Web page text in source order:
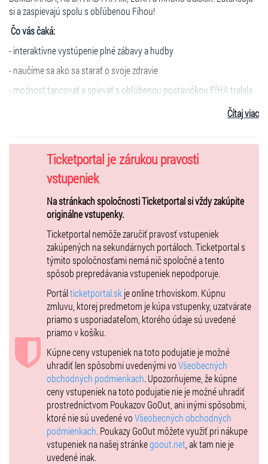
si a zaspievajú spolu s obľúbenou Fíhou!
Čo vás čaká:
- interaktívne vystúpenie plné zábavy a hudby
- naučíme sa ako sa starať o svoje zdravie
- možnosť tancovať a spievať s obľúbenou postavičkou FÍHA tralala
Najrýchlejší top fanúšikovia si môžu dokúpiť ku klasickej
VIP lístok nawww.fihatralala.sk , ktorý im poskytne
jedinečnú príležitosť zatancovať si priamo s Fíhou na javisku počas
predstavenia! Nezmeškajte túto exkluzívnu šancu! VIP lístky sú
vhodné pre deti od 3 rokov.
Nezabudnite, že miesta sú obmedzené, tak neváhajte a zabezpečte si
svoje vstupenky a lístky už dnes!
Hrá: Martina Fíha Jelenová
Dĺžka predstavenia: cca 50 minút
Odporúčame pre deti od 2 rokov, ale vítaní sú všetci, ktorí sú zrelí na
návštevu kultúrneho podujatia s hlučnejšou hudbou.
Každá osoba aj malá osôbka musí mať platnú vstupenku.
VIP lístok je platný len so zakúpenou vstupenkou.
Tešíme sa na vás a na skvelú zábavu!
Čítaj viac
Ticketportal je zárukou pravosti
vstupeniek
Na stránkach spoločnosti Ticketportal si vždy zakúpite
originálne vstupenky.
Ticketportal nemôže zaručiť pravosť vstupeniek
zakúpených na sekundárnych portáloch. Ticketportal s
týmito spoločnosťami nemá nič spoločné a tento
spôsob prepredávania vstupeniek nepodporuje.
Portálticketportal.sk je online trhoviskom. Kúpnu
zmluvu, ktorej predmetom je kúpa vstupenky, uzatvárate
priamo s usporiadateľom, ktorého údaje sú uvedené
priamo v košíku.
Kúpne ceny vstupeniek na toto podujatie je možné
uhradiť len spôsobmi uvedenými voVšeobecných
obchodných podmienkach. Upozorňujeme, že kúpne
ceny vstupeniek na toto podujatie nie je možné uhradiť
prostredníctvom Poukazov GoOut, ani inými spôsobmi,
ktoré nie sú uvedené voVšeobecných obchodných
podmienkach. Poukazy GoOut môžete využiť pri nákupe
vstupeniek na našej stránkegoout.net , ak tam nie je
uvedené inak.